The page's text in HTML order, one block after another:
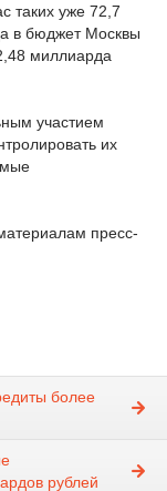
таких уже 72,7
в бюджет Москвы
миллиарда
участием
их
пресс-
более
рублей